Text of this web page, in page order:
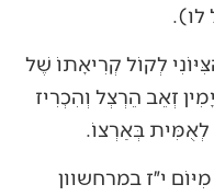
לו).
לְקוֹל קְרִיאָתוֹ שֶׁל
זְאֵב הֵרְצְל וְהִכְרִיז
בְּאַרְצוֹ.
י״ז במרחשוון